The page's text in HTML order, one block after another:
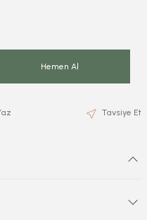
Hemen Al
Tavsiye Et